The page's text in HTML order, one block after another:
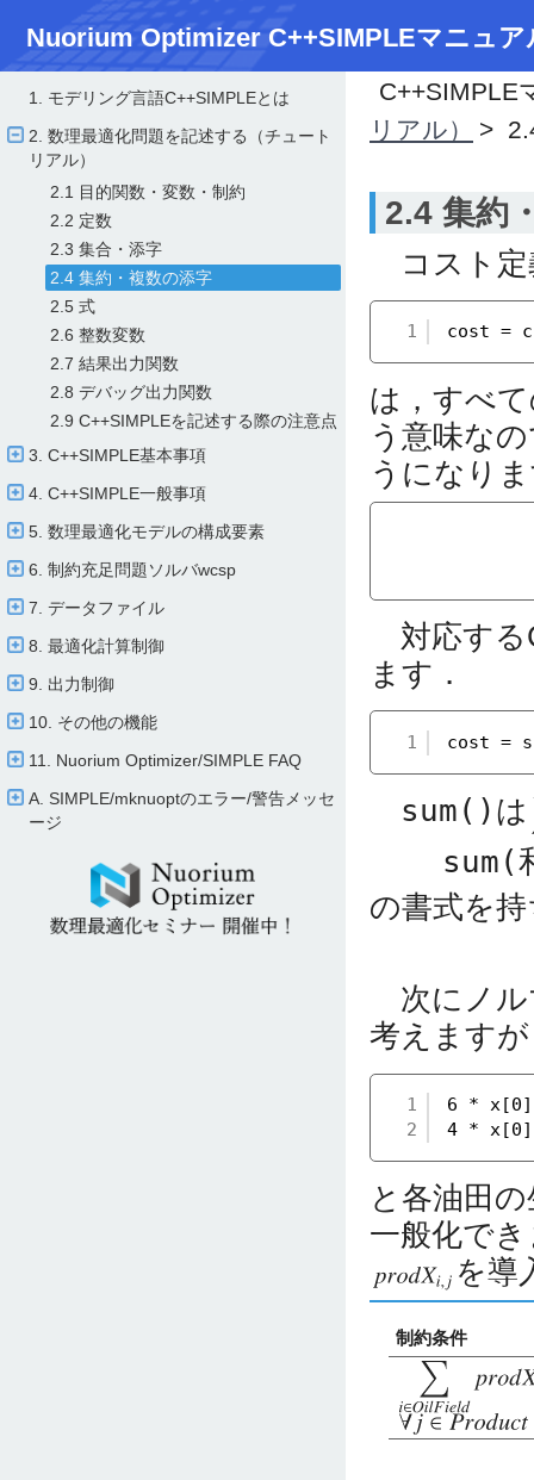
Nuorium Optimizer C++SIMPLEマニュア
1. モデリング言語C++SIMPLEとは
2. 数理最適化問題を記述する（チュート
リアル）
2.1 目的関数・変数・制約
2.2 定数
2.3 集合・添字
2.4 集約・複数の添字
2.5 式
2.6 整数変数
2.7 結果出力関数
2.8 デバッグ出力関数
2.9 C++SIMPLEを記述する際の注意点
3. C++SIMPLE基本事項
4. C++SIMPLE一般事項
5. 数理最適化モデルの構成要素
6. 制約充足問題ソルバwcsp
7. データファイル
8. 最適化計算制御
9. 出力制御
10. その他の機能
11. Nuorium Optimizer/​SIMPLE FAQ
A. SIMPLE/​mknuoptのエラー/​警告メッセ
ージ
C++SIMPLE
リアル）
2.4 集約
コスト定
1 cost =
は，すべ
う意味な
うになり
対応する
ます．
1 cost =
sum() は
sum(
の書式を
次にノル
考えます
1
2
6 * x[0]
4 * x[0]
と各油田
一般化で
を導
制約条件